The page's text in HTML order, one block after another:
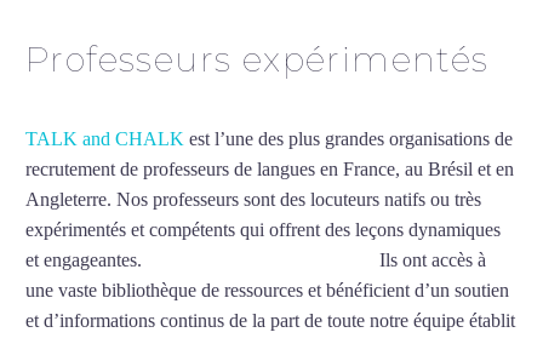
Professeurs expérimentés
TALK and CHALK est l’une des plus grandes organisations de
recrutement de professeurs de langues en France, au Brésil et en
Angleterre. Nos professeurs sont des locuteurs natifs ou très
expérimentés et compétents qui offrent des leçons dynamiques
et engageantes.
Ils ont accès à
une vaste bibliothèque de ressources et bénéficient d’un soutien
et d’informations continus de la part de toute notre équipe établit